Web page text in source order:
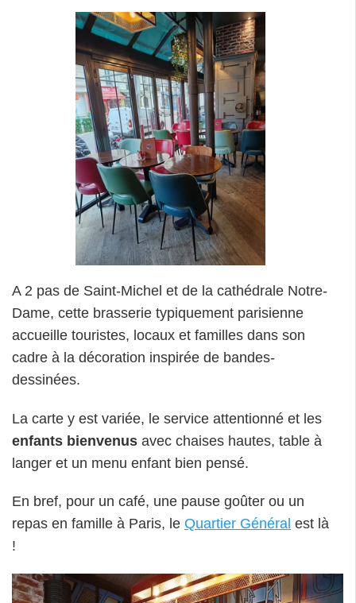
A 2 pas de Saint-Michel et de la cathédrale Notre-
Dame, cette brasserie typiquement parisienne
accueille touristes, locaux et familles dans son
cadre à la décoration inspirée de bandes-
dessinées.
La carte y est variée, le service attentionné et les
enfants bienvenus avec chaises hautes, table à
langer et un menu enfant bien pensé.
En bref, pour un café, une pause goûter ou un
repas en famille à Paris, le Quartier Général est là
!